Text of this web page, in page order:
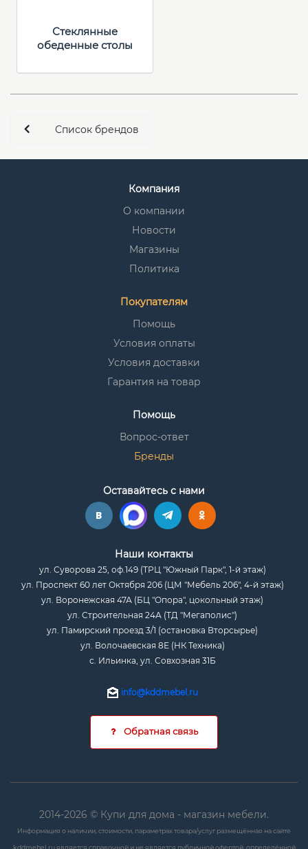
Стеклянные
обеденные столы
Список брендов
Компания
О компании
Новости
Магазины
Политика
Покупателям
Помощь
Условия оплаты
Условия доставки
Гарантия на товар
Помощь
Вопрос-ответ
Бренды
Оставайтесь с нами
Наши контакты
ул. Суворова 25, оф.149 (ТРЦ "Южный Парк", 1-й этаж)
ул. Проспект 60 лет Октября 206 (ЦМ "Мебель 206", 4-й этаж)
ул. Воронежская 47А (БЦ "Опора", цокольный этаж)
ул. Строительная 24А (ТД "Мегаполис")
ул. Памирский проезд 3/1 (остановка Вторсырье)
ул. Волочаевская 8Е (НК Техника)
с. Ильинка, ул. Совхозная 31Б
info@kddmebel.ru
Обратная связь
2014-2026 © Купи для дома - магазин мебели.
Информация о наличии, стоимости, параметрах товара/услуг размещённая на сайте
kddmebel.ru является справочной и не является публичной офертой, определённой